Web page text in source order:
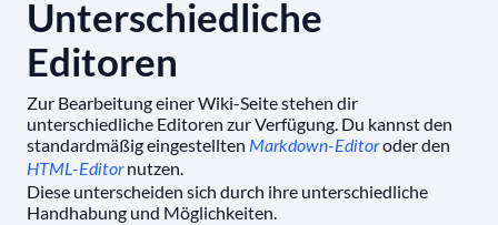
Unterschiedliche
Editoren
Zur Bearbeitung einer Wiki-Seite stehen dir
unterschiedliche Editoren zur Verfügung. Du kannst den
standardmäßig eingestellten Markdown-Editoroder den
HTML-Editornutzen.
Diese unterscheiden sich durch ihre unterschiedliche
Handhabung und Möglichkeiten.